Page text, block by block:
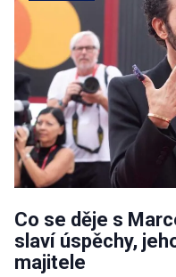
Co se děje s
slaví úspěchy,
majitele